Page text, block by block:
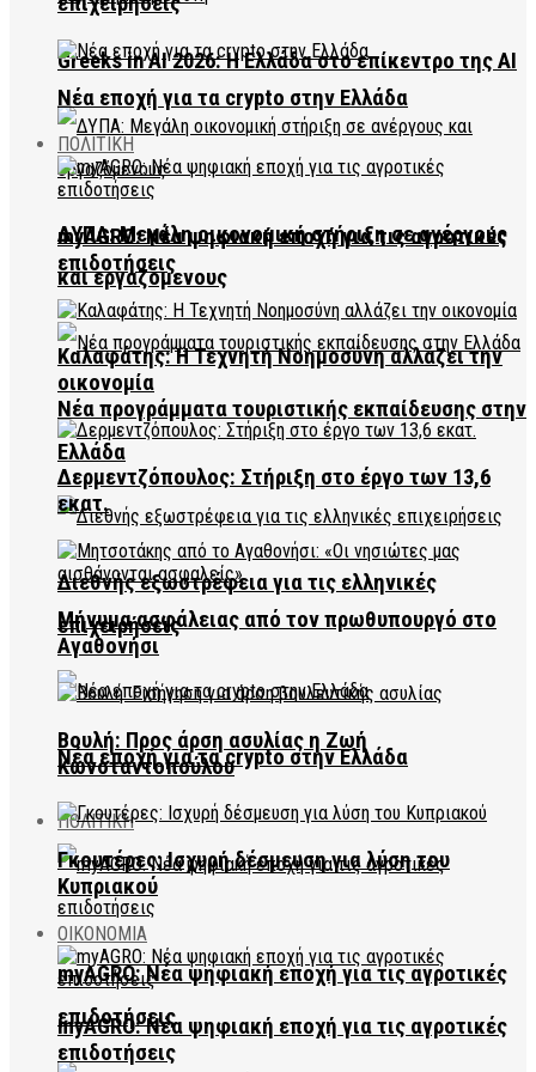
Greeks in AI 2026: Η Ελλάδα στο επίκεντρο της AI
ΔΥΠΑ: Μεγάλη οικονομική στήριξη σε ανέργους
και εργαζόμενους
Νέα προγράμματα τουριστικής εκπαίδευσης στην
Ελλάδα
Διεθνής εξωστρέφεια για τις ελληνικές
επιχειρήσεις
Νέα εποχή για τα crypto στην Ελλάδα
ΠΟΛΙΤΙΚΗ
myAGRO: Νέα ψηφιακή εποχή για τις αγροτικές
επιδοτήσεις
Νέα εποχή για τα crypto στην Ελλάδα
ΠΟΛΙΤΙΚΗ
myAGRO: Νέα ψηφιακή εποχή για τις αγροτικές
επιδοτήσεις
Καλαφάτης: Η Τεχνητή Νοημοσύνη αλλάζει την
οικονομία
Δερμεντζόπουλος: Στήριξη στο έργο των 13,6
εκατ.
Μήνυμα ασφάλειας από τον πρωθυπουργό στο
Αγαθονήσι
Βουλή: Προς άρση ασυλίας η Ζωή
Κωνσταντοπούλου
Γκουτέρες: Ισχυρή δέσμευση για λύση του
Κυπριακού
ΟΙΚΟΝΟΜΙΑ
myAGRO: Νέα ψηφιακή εποχή για τις αγροτικές
επιδοτήσεις